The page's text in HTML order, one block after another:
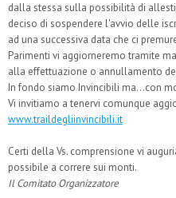
dalla stessa sulla possibilità di
deciso di sospendere l'avvio delle
ad una successiva data che ci
Parimenti vi aggiorneremo tramite
alla effettuazione o annullamento
In fondo siamo Invincibili ma...con
Vi invitiamo a tenervi comunque
www.traildegliinvincibili.it
Certi della Vs. comprensione vi
possibile a correre sui monti.
Il Comitato Organizzatore